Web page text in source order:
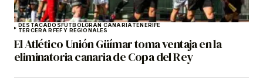
DESTACADOSFÚTBOLGRAN CANARIATENERIFE
TERCERA RFEF Y REGIONALES
El Atlético Unión Güímar toma ventaja en la
eliminatoria canaria de Copa del Rey